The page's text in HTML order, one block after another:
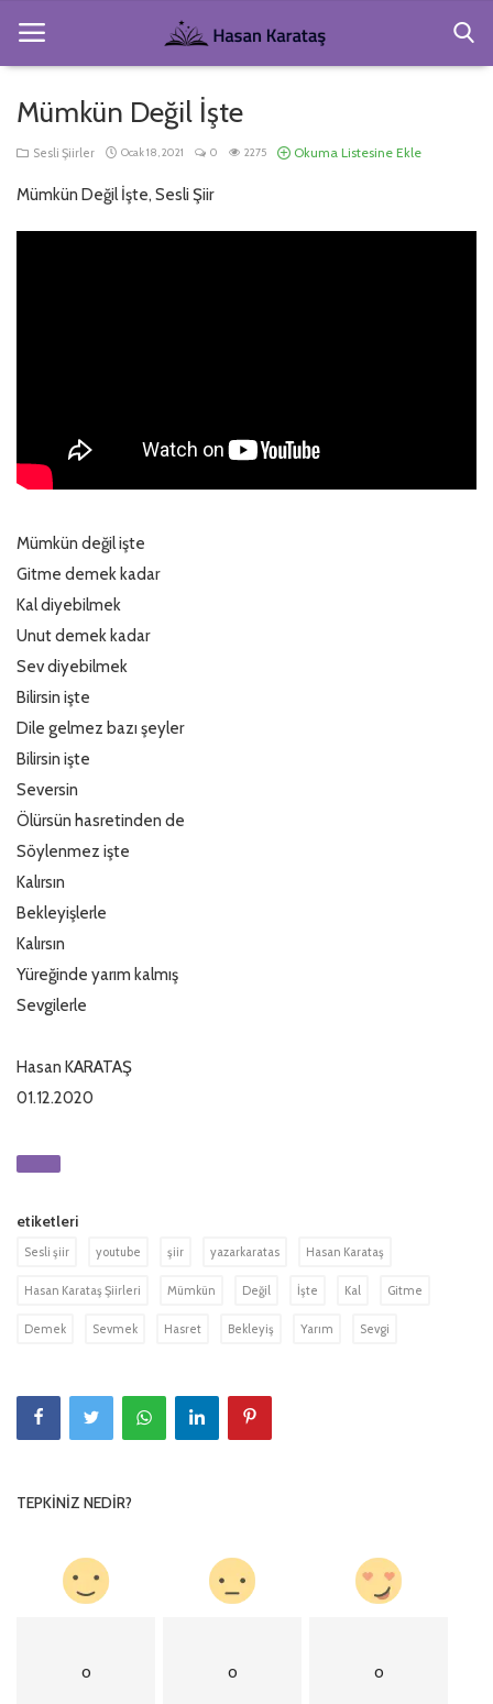
Gezi ve Resimler
Kayıt Ol
Türkçe
Mümkün Değil İşte
Sesli Şiirler Ocak 18, 2021 0 2275 Okuma Listesine Ekle
Mümkün Değil İşte, Sesli Şiir
Mümkün değil işte
Gitme demek kadar
Kal diyebilmek
Unut demek kadar
Sev diyebilmek
Bilirsin işte
Dile gelmez bazı şeyler
Bilirsin işte
Seversin
Ölürsün hasretinden de
Söylenmez işte
Kalırsın
Bekleyişlerle
Kalırsın
Yüreğinde yarım kalmış
Sevgilerle
Hasan KARATAŞ
01.12.2020
etiketleri
Sesli şiir youtube şiir yazarkaratas Hasan Karataş
Hasan Karataş Şiirleri Mümkün Değil İşte Kal Gitme
Demek Sevmek Hasret Bekleyiş Yarım Sevgi
TEPKINIZ NEDIR?
0 0 0